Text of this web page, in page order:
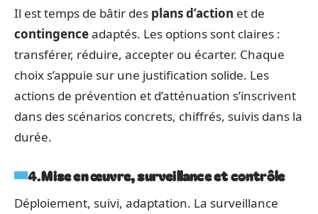
Il est temps de bâtir des plans d’action et de
contingenceadaptés. Les options sont claires :
transférer, réduire, accepter ou écarter. Chaque
choix s’appuie sur une justification solide. Les
actions de prévention et d’atténuation s’inscrivent
dans des scénarios concrets, chiffrés, suivis dans la
durée.
4.Mise en œuvre, surveillance et contrôle
Déploiement, suivi, adaptation. La surveillance